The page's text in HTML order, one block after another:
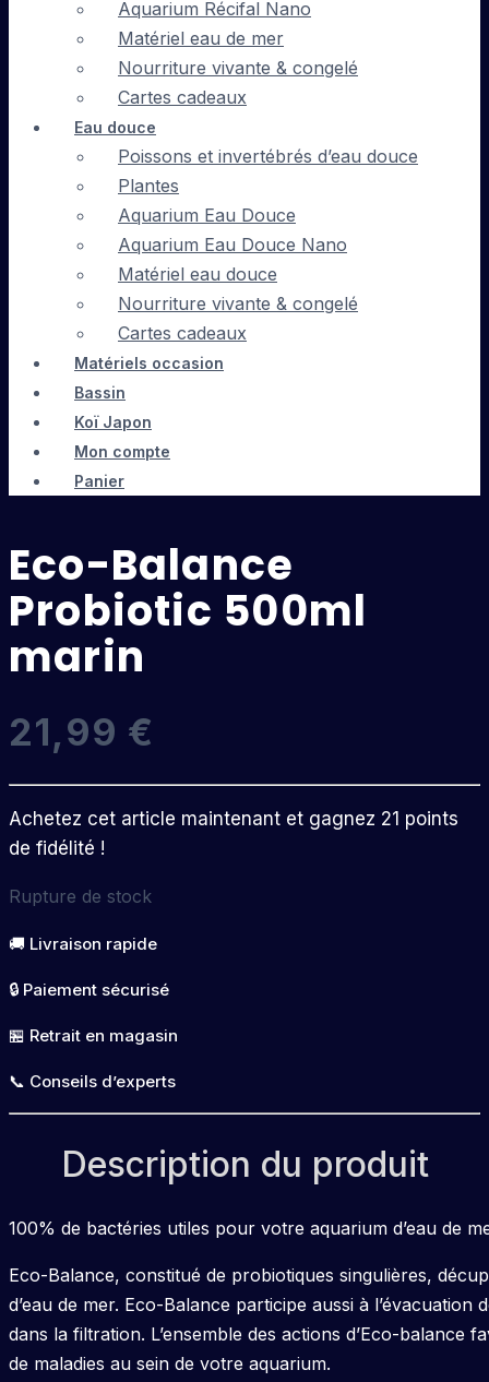
Aquarium Récifal Nano
Matériel eau de mer
Nourriture vivante & congelé
Cartes cadeaux
Eau douce
Poissons et invertébrés d’eau douce
Plantes
Aquarium Eau Douce
Aquarium Eau Douce Nano
Matériel eau douce
Nourriture vivante & congelé
Cartes cadeaux
Matériels occasion
Bassin
Koï Japon
Mon compte
Panier
Eco-Balance
Probiotic 500ml
marin
21,99 €
Achetez cet article maintenant et gagnez 21 points
de fidélité !
Rupture de stock
🚚 Livraison rapide
🔒 Paiement sécurisé
🏪 Retrait en magasin
📞 Conseils d’experts
Description du produit
100% de bactéries utiles pour votre aquarium d’eau de
Eco-Balance, constitué de probiotiques singulières,
d’eau de mer. Eco-Balance participe aussi à
dans la filtration. L’ensemble des actions d’Eco-
de maladies au sein de votre aquarium.